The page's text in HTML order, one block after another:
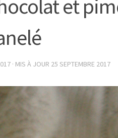
et
· MIS À JOUR 25 SEPTEMBRE 2017